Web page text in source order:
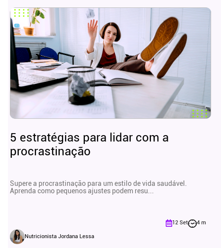
5 estratégias para lidar com a
procrastinação
Supere a procrastinação para um estilo de vida saudável.
Aprenda como pequenos ajustes podem resu...
Nutricionista Jordana Lessa
12 Set 4 m